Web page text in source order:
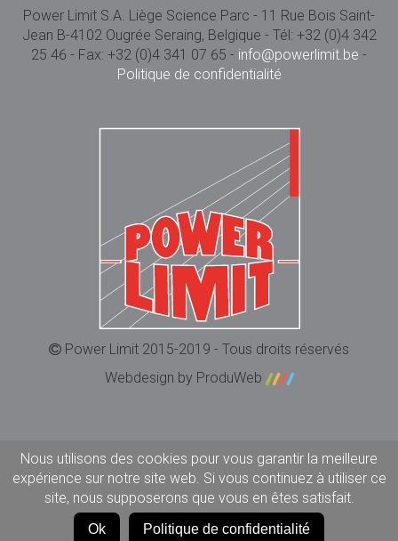
Power Limit S.A. Liège Science Parc - 11 Rue Bois Saint-
Jean B-4102 Ougrée Seraing, Belgique - Tél: +32 (0)4 342
25 46 - Fax: +32 (0)4 341 07 65 - info@powerlimit.be -
Politique de confidentialité
Power Limit 2015-2019 - Tous droits réservés
Webdesign by ProduWeb
Nous utilisons des cookies pour vous garantir la meilleure
expérience sur notre site web. Si vous continuez à utiliser ce
site, nous supposerons que vous en êtes satisfait.
Ok Politique de confidentialité